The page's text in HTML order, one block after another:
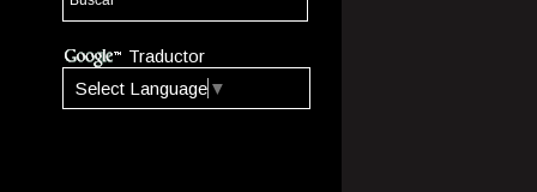
Traductor
Select Language ▼